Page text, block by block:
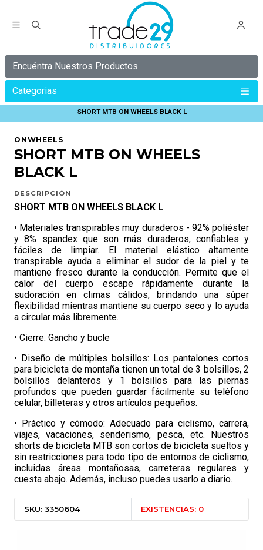
Encuéntra Nuestros Productos
Categorias
Inicio
SHORT MTB ON WHEELS BLACK L
ONWHEELS
SHORT MTB ON WHEELS
BLACK L
DESCRIPCIÓN
SHORT MTB ON WHEELS BLACK L
• Materiales transpirables muy duraderos - 92% poliéster
y 8% spandex que son más duraderos, confiables y
fáciles de limpiar. El material elástico altamente
transpirable ayuda a eliminar el sudor de la piel y te
mantiene fresco durante la conducción. Permite que el
calor del cuerpo escape rápidamente durante la
sudoración en climas cálidos, brindando una súper
flexibilidad mientras mantiene su cuerpo seco y lo ayuda
a circular más libremente.
• Cierre: Gancho y bucle
• Diseño de múltiples bolsillos: Los pantalones cortos
para bicicleta de montaña tienen un total de 3 bolsillos, 2
bolsillos delanteros y 1 bolsillos para las piernas
profundos que pueden guardar fácilmente su teléfono
celular, billeteras y otros artículos pequeños.
• Práctico y cómodo: Adecuado para ciclismo, carrera,
viajes, vacaciones, senderismo, pesca, etc. Nuestros
shorts de bicicleta MTB son cortos de bicicleta sueltos y
sin restricciones para todo tipo de entornos de ciclismo,
incluidas áreas montañosas, carreteras regulares y
cuesta abajo. Además, incluso puedes usarlo a diario.
SKU: 3350604 EXISTENCIAS: 0